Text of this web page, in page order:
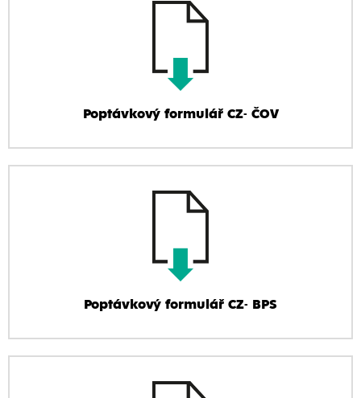
Poptávkový formulář CZ- ČOV
Poptávkový formulář CZ- BPS